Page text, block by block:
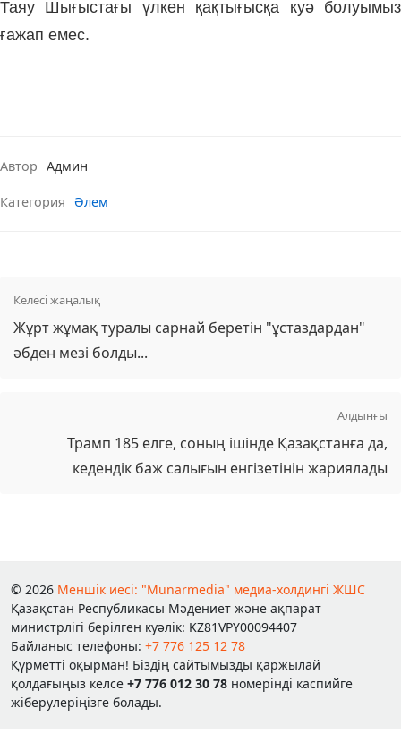
Таяу Шығыстағы үлкен қақтығысқа куә болуымыз
ғажап емес.
Автор Админ
Категория Әлем
Келесі жаңалық
Жұрт жұмақ туралы сарнай беретін "ұстаздардан"
әбден мезі болды...
Алдынғы
Трамп 185 елге, соның ішінде Қазақстанға да,
кедендік баж салығын енгізетінін жариялады
© 2026 Меншік иесі: "Munarmedia" медиа-холдингі ЖШС
Қазақстан Республикасы Мәдениет және ақпарат
министрлігі берілген куәлік: KZ81VPY00094407
Байланыс телефоны: +7 776 125 12 78
Құрметті оқырман! Біздің сайтымызды қаржылай
қолдағыңыз келсе +7 776 012 30 78 номерінді каспийге
жіберулеріңізге болады.